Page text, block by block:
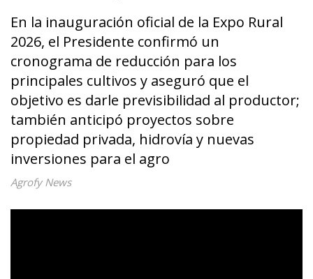
En la inauguración oficial de la Expo Rural
2026, el Presidente confirmó un
cronograma de reducción para los
principales cultivos y aseguró que el
objetivo es darle previsibilidad al productor;
también anticipó proyectos sobre
propiedad privada, hidrovía y nuevas
inversiones para el agro
Agrofy News